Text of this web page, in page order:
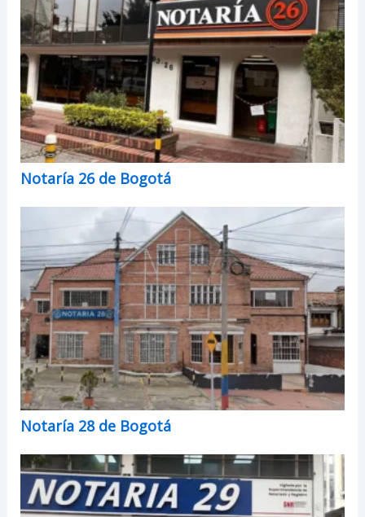
Notaría 26 de Bogotá
Notaría 28 de Bogotá